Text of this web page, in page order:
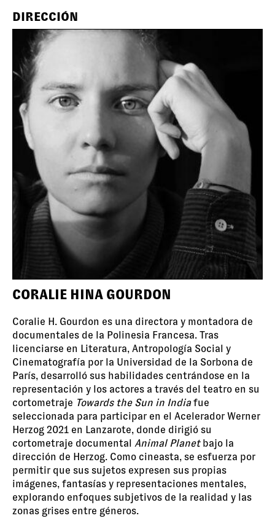
DIRECCIÓN
CORALIE HINA GOURDON
Coralie H. Gourdon es una directora y montadora de
documentales de la Polinesia Francesa. Tras
licenciarse en Literatura, Antropología Social y
Cinematografía por la Universidad de la Sorbona de
París, desarrolló sus habilidades centrándose en la
representación y los actores a través del teatro en su
cortometraje Towards the Sun in India fue
seleccionada para participar en el Acelerador Werner
Herzog 2021 en Lanzarote, donde dirigió su
cortometraje documental Animal Planetbajo la
dirección de Herzog. Como cineasta, se esfuerza por
permitir que sus sujetos expresen sus propias
imágenes, fantasías y representaciones mentales,
explorando enfoques subjetivos de la realidad y las
zonas grises entre géneros.